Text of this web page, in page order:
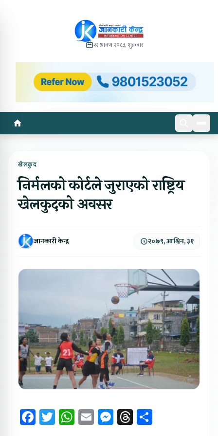
२२ श्रावण २०८३, शुक्रबार
खेलकुद
निर्मलको कोर्टले जुराएको राष्ट्रिय
खेलकुदको अवसर
जानकारी केन्द्र २०७९, आश्विन, ३१
Facebook
Twitter
WhatsApp
EmailMessenger
Threads